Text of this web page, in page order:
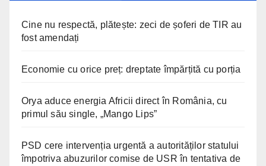
Cine nu respectă, plătește: zeci de șoferi de TIR au
fost amendați
Economie cu orice preț: dreptate împărțită cu porția
Orya aduce energia Africii direct în România, cu
primul său single, „Mango Lips”
PSD cere intervenția urgentă a autorităților statului
împotriva abuzurilor comise de USR în tentativa de